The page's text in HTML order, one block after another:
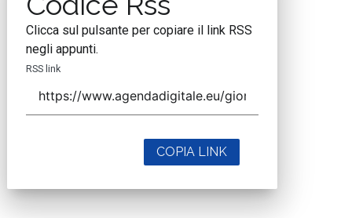
Clicca sul pulsante per copiare il link RSS
negli appunti.
RSS link
COPIA LINK